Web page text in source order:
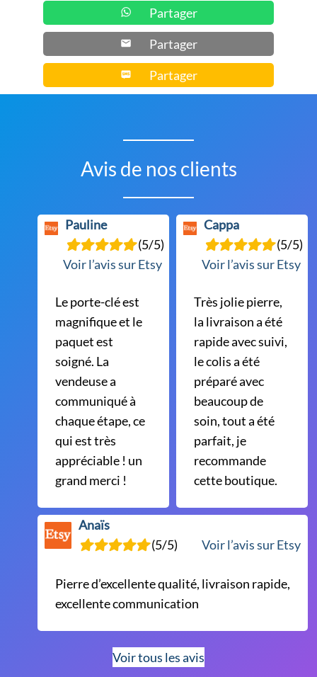
produit
Partager
Partager
Partager
Avis de nos clients
Pauline
(5/5)
Voir l’avis sur Etsy
Le porte-clé est
magnifique et le
paquet est
soigné. La
vendeuse a
communiqué à
chaque étape, ce
qui est très
appréciable ! un
grand merci !
Cappa
(5/5)
Voir l’avis sur Etsy
Très jolie pierre,
la livraison a été
rapide avec suivi,
le colis a été
préparé avec
beaucoup de
soin, tout a été
parfait, je
recommande
cette boutique.
Anaïs
(5/5)
Voir l’avis sur Etsy
Pierre d’excellente qualité, livraison rapide,
excellente communication
Voir tous les avis